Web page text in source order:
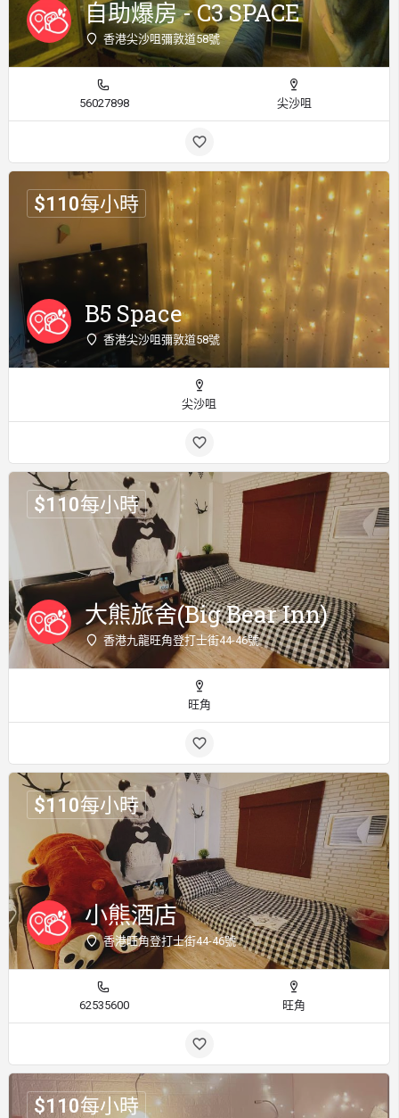
自助爆房 - C3 SPACE
香港尖沙咀彌敦道58號
56027898 尖沙咀
B5 Space
香港尖沙咀彌敦道58號
$110每小時
尖沙咀
大熊旅舍(Big Bear Inn)
香港九龍旺角登打士街44-46號
$110每小時
旺角
小熊酒店
香港旺角登打士街44-46號
$110每小時
62535600 旺角
$110每小時